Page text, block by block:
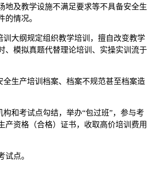
地及教学设施不满足要求等不具备安全生
的情况。
训大纲规定组织教学培训，擅自改变教学
、模拟真题代替理论培训、实操实训流于
全生产培训档案、档案不规范甚至档案造
构和考试点勾结，举办“包过班”，参与考
产资格（合格）证书，收取高价培训费用
试点。